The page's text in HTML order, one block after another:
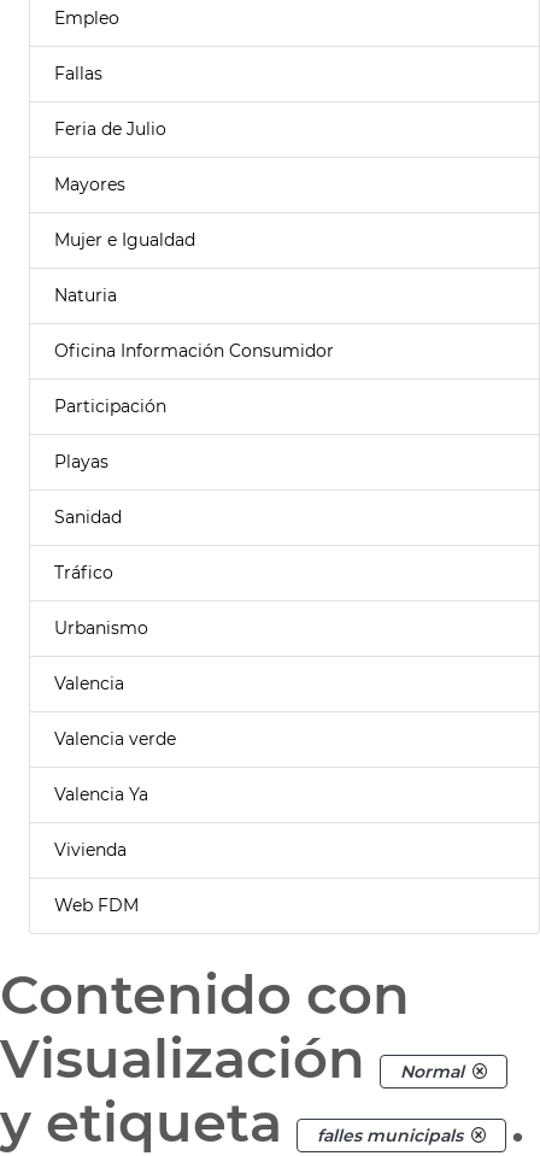
Empleo
Fallas
Feria de Julio
Mayores
Mujer e Igualdad
Naturia
Oficina Información Consumidor
Participación
Playas
Sanidad
Tráfico
Urbanismo
Valencia
Valencia verde
Valencia Ya
Vivienda
Web FDM
Contenido con
Visualización
Normal
y etiqueta falles municipals .